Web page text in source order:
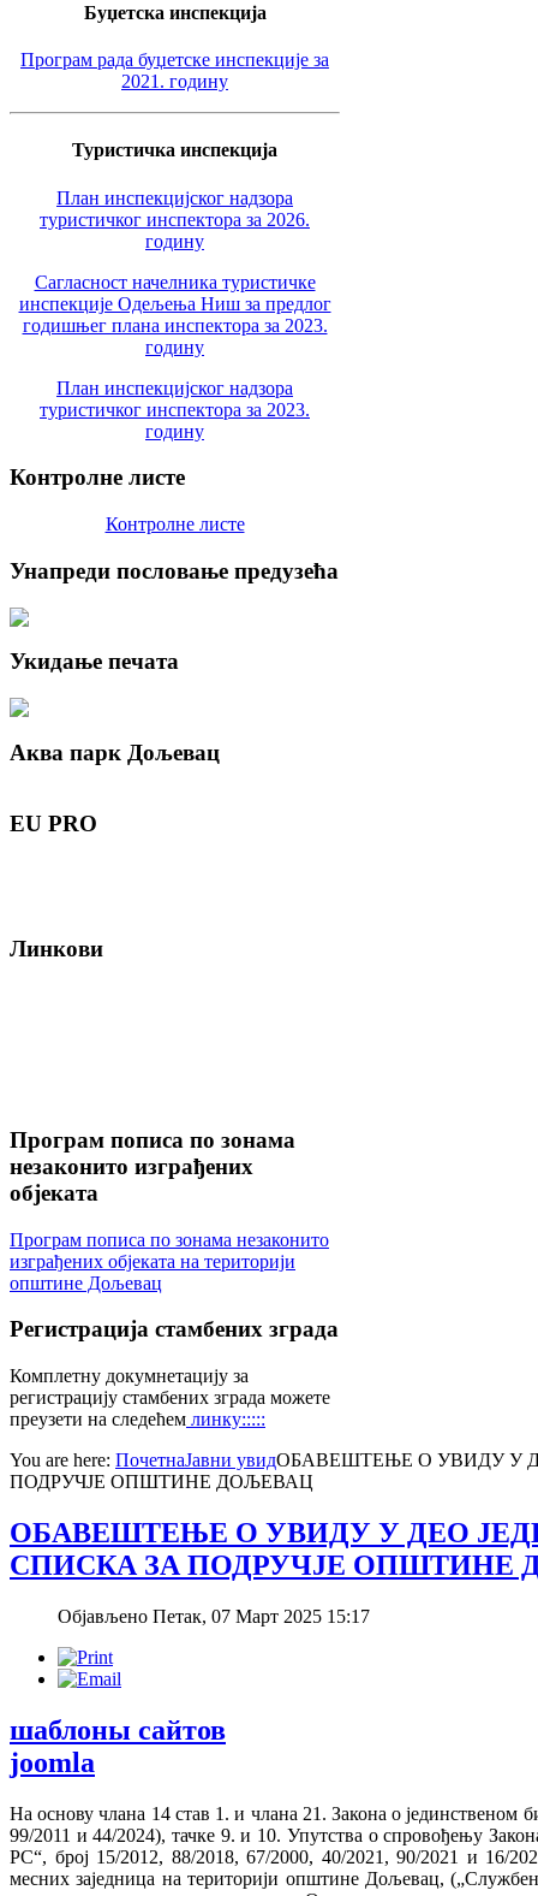
Буџетска инспекција
Програм рада буџетске инспекције за
2021. годину
Туристичка инспекција
План инспекцијског надзора
туристичког инспектора за 2026.
годину
Сагласност начелника туристичке
инспекције Одељења Ниш за предлог
годишњег плана инспектора за 2023.
годину
План инспекцијског надзора
туристичког инспектора за 2023.
годину
Контролне листе
Контролне листе
Унапреди пословање предузећа
Укидање печата
Аква парк Дољевац
EU PRO
Линкови
Програм пописа по зонама
незаконито изграђених
објеката
Програм пописа по зонама незаконито
изграђених објеката на територији
општине Дољевац
Регистрација стамбених зграда
Комплетну докумнетацију за
регистрацију стамбених зграда можете
преузети на следећем линку:::::
You are here: ПочетнаЈавни увидОБАВЕШТЕЊЕ О УВИДУ У
ПОДРУЧЈЕ ОПШТИНЕ ДОЉЕВАЦ
ОБАВЕШТЕЊЕ О УВИДУ У ДЕО
СПИСКА ЗА ПОДРУЧЈЕ ОПШТИНЕ
Објављено Петак, 07 Март 2025 15:17
шаблоны сайтов
joomla
На основу члана 14 став 1. и члана 21. Закона о
99/2011 и 44/2024), тачке 9. и 10. Упутства о спровођењу
РС“, број 15/2012, 88/2018, 67/2000, 40/2021, 90/2021 и 16/
месних заједница на територији општине Дољевац,